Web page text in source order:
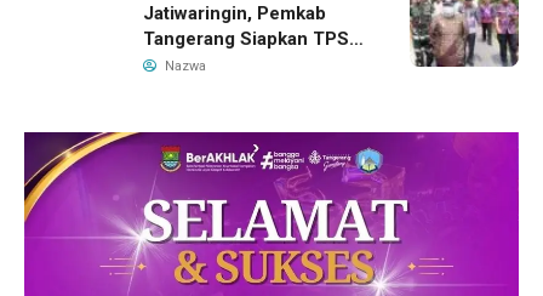
Jatiwaringin, Pemkab
Tangerang Siapkan TPS3R
Baru di Tigaraksa
Nazwa